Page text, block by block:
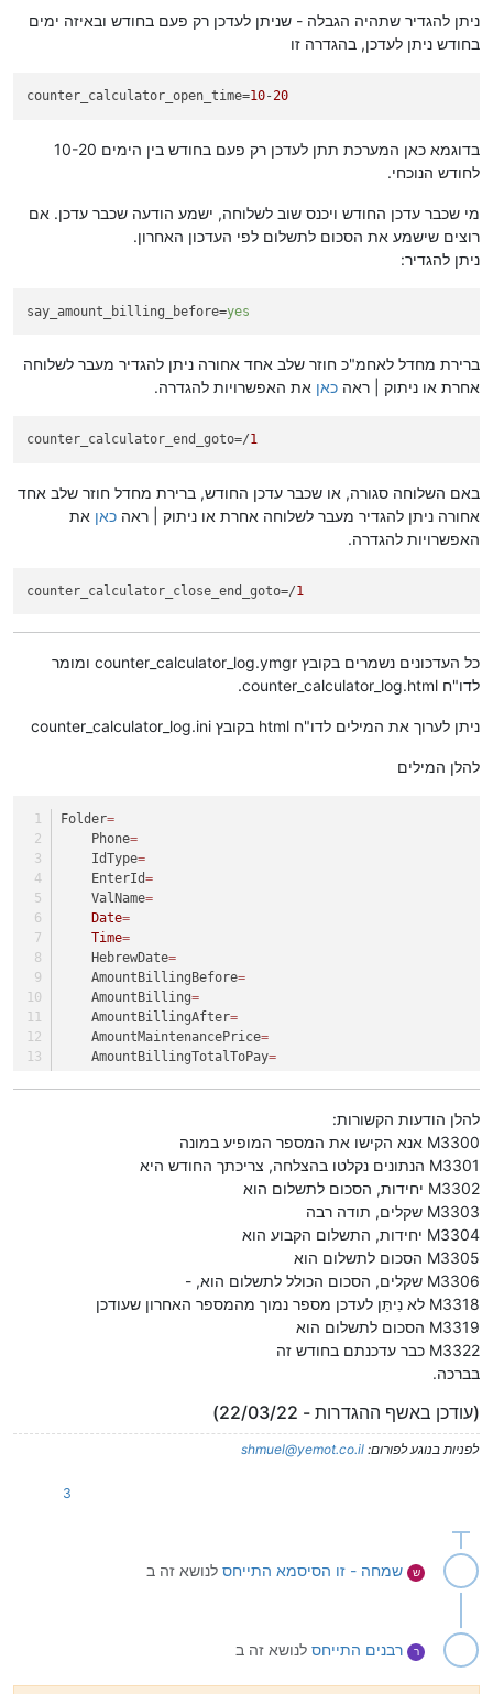
ניתן להגדיר שתהיה הגבלה - שניתן לעדכן רק פעם בחודש ובאיזה ימים
בחודש ניתן לעדכן, בהגדרה זו
counter_calculator_open_time=10-20
בדוגמא כאן המערכת תתן לעדכן רק פעם בחודש בין הימים 10-20
לחודש הנוכחי.
מי שכבר עדכן החודש ויכנס שוב לשלוחה, ישמע הודעה שכבר עדכן. אם
רוצים שישמע את הסכום לתשלום לפי העדכון האחרון.
ניתן להגדיר:
say_amount_billing_before=yes
ברירת מחדל לאחמ"כ חוזר שלב אחד אחורה ניתן להגדיר מעבר לשלוחה
אחרת או ניתוק | ראה כאן את האפשרויות להגדרה.
counter_calculator_end_goto=/1
באם השלוחה סגורה, או שכבר עדכן החודש, ברירת מחדל חוזר שלב אחד
אחורה ניתן להגדיר מעבר לשלוחה אחרת או ניתוק | ראה כאן את
האפשרויות להגדרה.
counter_calculator_close_end_goto=/1
כל העדכונים נשמרים בקובץ counter_calculator_log.ymgr ומומר
לדו"ח counter_calculator_log.html.
ניתן לערוך את המילים לדו"ח html בקובץ counter_calculator_log.ini
להלן המילים
Folder=
    Phone
=
    IdType
=
    EnterId
=
    ValName
=
Date=
Time=
    HebrewDate
=
    AmountBillingBefore
=
    AmountBilling
=
    AmountBillingAfter
=
    AmountMaintenancePrice
=
    AmountBillingTotalToPay
=
להלן הודעות הקשורות:
M3300 אנא הקישו את המספר המופיע במונה
M3301 הנתונים נקלטו בהצלחה, צריכתך החודש היא
M3302 יחידות, הסכום לתשלום הוא
M3303 שקלים, תודה רבה
M3304 יחידות, התשלום הקבוע הוא
M3305 הסכום לתשלום הוא
M3306 שקלים, הסכום הכולל לתשלום הוא, -
M3318 לא נִיתַּן לעדכן מספר נמוך מהמספר האחרון שעודכן
M3319 הסכום לתשלום הוא
M3322 כבר עדכנתם בחודש זה
בברכה.
(עודכן באשף ההגדרות - 22/03/22)
לפניות בנוגע לפורום: shmuel@yemot.co.il
3
ש שמחה - זו הסיסמא התייחס לנושא זה ב
ר רבנים התייחס לנושא זה ב